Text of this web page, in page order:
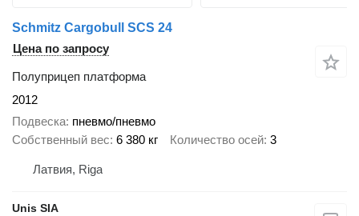
Schmitz Cargobull SCS 24
Цена по запросу
Полуприцеп платформа
2012
Подвеска пневмо/пневмо
Собственный вес 6 380 кг Количество осей 3
Латвия, Riga
Unis SIA